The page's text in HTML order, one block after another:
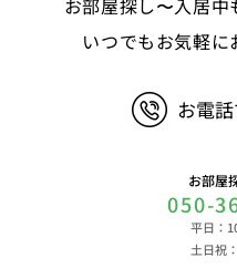
お部屋探し〜入居中
いつでもお気軽に
お電
お部屋
050-
平日：
土日祝